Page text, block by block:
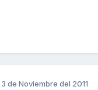
3 de Noviembre del 2011